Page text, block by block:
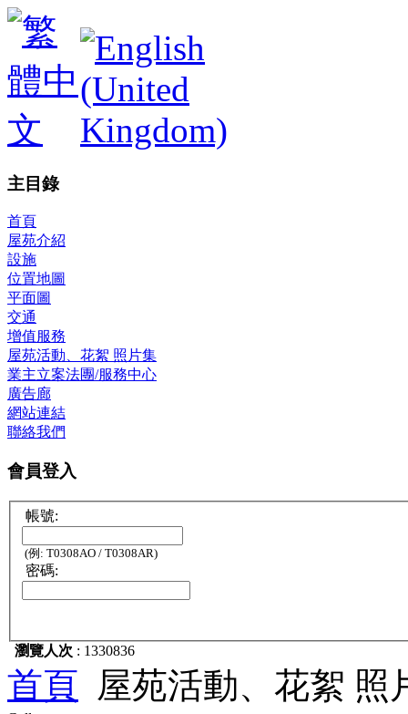
主目錄
首頁
屋苑介紹
設施
位置地圖
平面圖
交通
增值服務
屋苑活動、花絮 照片集
業主立案法團/服務中心
廣告廊
網站連結
聯絡我們
會員登入
帳號:
(例: T0308AO / T0308AR)
密碼:
瀏覽人次 : 1330836
首頁 屋苑活動、花絮 照